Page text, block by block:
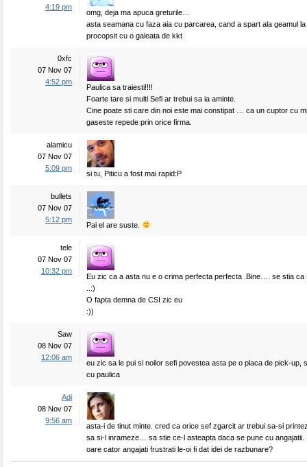
4:19 pm
omg, deja ma apuca greturile…
asta seamana cu faza aia cu parcarea, cand a spart ala geamul la
procopsit cu o galeata de kkt
0xfc
07 Nov 07
4:52 pm
Paulica sa traiesti!!!!
Foarte tare si multi Sefi ar trebui sa ia aminte.
Cine poate sti care din noi este mai constipat … ca un cuptor cu
gaseste repede prin orice firma.
alamicu
07 Nov 07
5:09 pm
si tu, Piticu a fost mai rapid:P
bullets
07 Nov 07
5:12 pm
Pai el are suste.
tele
07 Nov 07
10:32 pm
Eu zic ca a asta nu e o crima perfecta perfecta .Bine…. se stia ca
..:)
O fapta demna de CSI zic eu
:))
Saw
08 Nov 07
12:06 am
eu zic sa le pui si noilor sefi povestea asta pe o placa de pick-up,
cu paulica
Adi
08 Nov 07
9:56 am
asta-i de tinut minte. cred ca orice sef zgarcit ar trebui sa-si
sa si-l inrameze… sa stie ce-l asteapta daca se pune cu angajatii.
oare cator angajati frustrati le-oi fi dat idei de razbunare?